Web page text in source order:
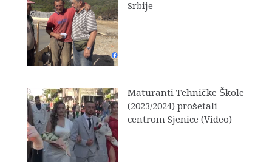
Srbije
Maturanti Tehničke Škole
(2023/2024) prošetali
centrom Sjenice (Video)